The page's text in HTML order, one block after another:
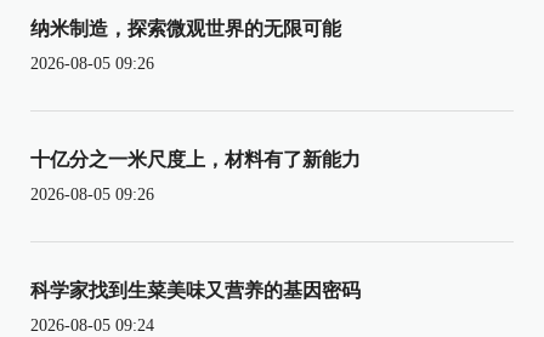
纳米制造，探索微观世界的无限可能
2026-08-05 09:26
十亿分之一米尺度上，材料有了新能力
2026-08-05 09:26
科学家找到生菜美味又营养的基因密码
2026-08-05 09:24